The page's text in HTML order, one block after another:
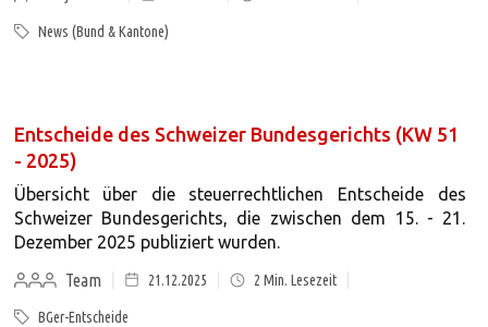
News (Bund & Kantone)
Entscheide des Schweizer Bundesgerichts (KW 51
- 2025)
Übersicht über die steuerrechtlichen Entscheide des
Schweizer Bundesgerichts, die zwischen dem 15. - 21.
Dezember 2025 publiziert wurden.
Team
21.12.2025 2 Min. Lesezeit
BGer-Entscheide